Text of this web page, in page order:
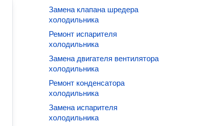
Замена клапана шредера
холодильника
Ремонт испарителя
холодильника
Замена двигателя вентилятора
холодильника
Ремонт конденсатора
холодильника
Замена испарителя
холодильника